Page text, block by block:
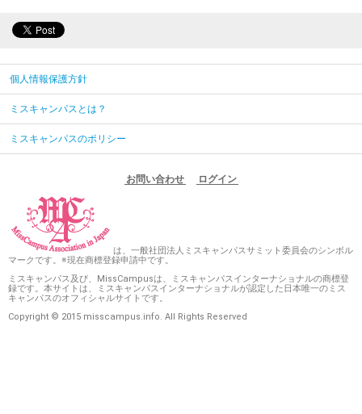
個人情報保護方針
ミスキャンパスとは？
ミスキャンパスのポリシー
お問い合わせ ログイン
は、一般社団法人ミスキャンパスサミット委員会のシンボル
マークです。※現在商標登録申請中です。
ミスキャンパス及び、MissCampusは、ミスキャンパスインターナショナルの商標登
録です。本サイトは、ミスキャンパスインターナショナルが認定した日本唯一のミス
キャンパスのオフィシャルサイトです。
Copyright © 2015 misscampus.info. All Rights Reserved